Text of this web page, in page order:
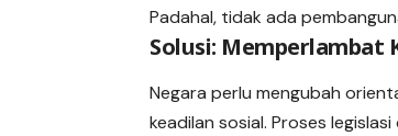
Padahal, tidak ada
Solusi: Memperlambat
Negara perlu mengubah
keadilan sosial. Proses